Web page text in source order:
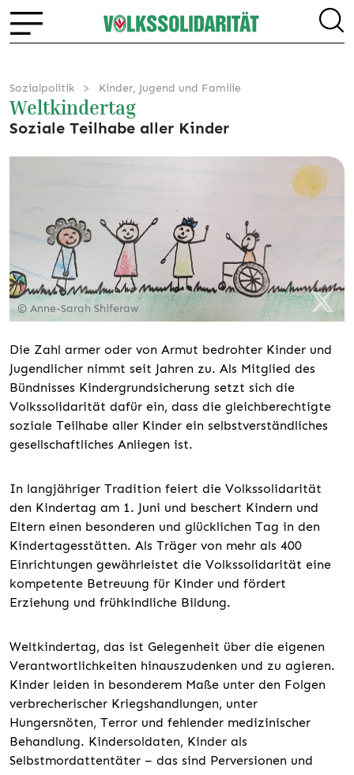
Sozialpolitik Kinder, Jugend und Familie
Weltkindertag
Soziale Teilhabe aller Kinder
© Anne-Sarah Shiferaw
Die Zahl armer oder von Armut bedrohter Kinder und
Jugendlicher nimmt seit Jahren zu. Als Mitglied des
Bündnisses Kindergrundsicherung setzt sich die
Volkssolidarität dafür ein, dass die gleichberechtigte
soziale Teilhabe aller Kinder ein selbstverständliches
gesellschaftliches Anliegen ist.
In langjähriger Tradition feiert die Volkssolidarität
den Kindertag am 1. Juni und beschert Kindern und
Eltern einen besonderen und glücklichen Tag in den
Kindertagesstätten. Als Träger von mehr als 400
Einrichtungen gewährleistet die Volkssolidarität eine
kompetente Betreuung für Kinder und fördert
Erziehung und frühkindliche Bildung.
Weltkindertag, das ist Gelegenheit über die eigenen
Verantwortlichkeiten hinauszudenken und zu agieren.
Kinder leiden in besonderem Maße unter den Folgen
verbrecherischer Kriegshandlungen, unter
Hungersnöten, Terror und fehlender medizinischer
Behandlung. Kindersoldaten, Kinder als
Selbstmordattentäter – das sind Perversionen und